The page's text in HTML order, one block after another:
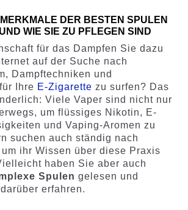
DER BESTEN SPULEN
WIE SIE ZU PFLEGEN SIND
für das Dampfen Sie dazu
auf der Suche nach
Dampftechniken und
Ihre E-Zigarette zu surfen? Das
Viele Vaper sind nicht nur
um flüssiges Nikotin, E-
und Vaping-Aromen zu
suchen auch ständig nach
um ihr Wissen über diese Praxis
haben Sie aber auch
Spulen gelesen und
erfahren.